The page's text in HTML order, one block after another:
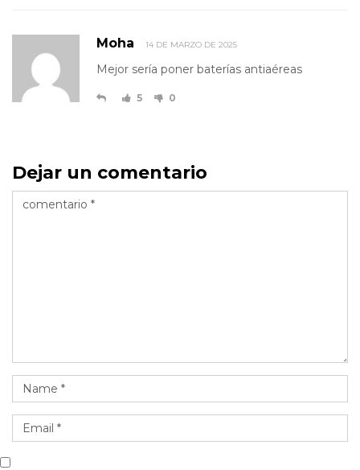
Moha 14 DE MARZO DE 2025
Mejor sería poner baterías antiaéreas
5 0
Dejar un comentario